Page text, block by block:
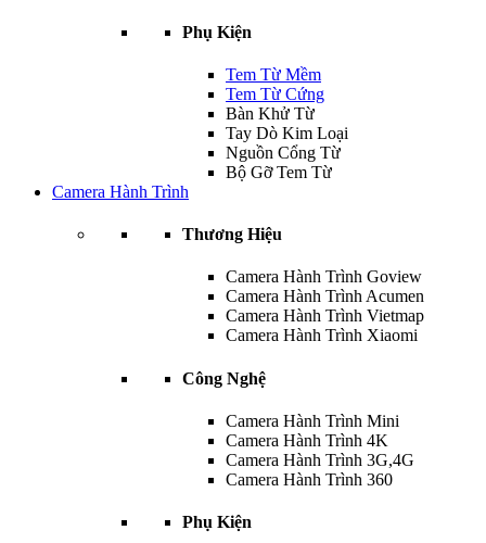
Phụ Kiện
Tem Từ Mềm
Tem Từ Cứng
Bàn Khử Từ
Tay Dò Kim Loại
Nguồn Cổng Từ
Bộ Gỡ Tem Từ
Camera Hành Trình
Thương Hiệu
Camera Hành Trình Goview
Camera Hành Trình Acumen
Camera Hành Trình Vietmap
Camera Hành Trình Xiaomi
Công Nghệ
Camera Hành Trình Mini
Camera Hành Trình 4K
Camera Hành Trình 3G,4G
Camera Hành Trình 360
Phụ Kiện